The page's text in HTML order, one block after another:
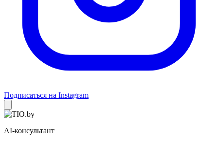
Подписаться на Instagram
AI-консультант